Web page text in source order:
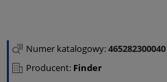
Numer katalogowy:465282300040
Producent: Finder